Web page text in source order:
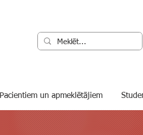
Pacientiem un apmeklētājiem